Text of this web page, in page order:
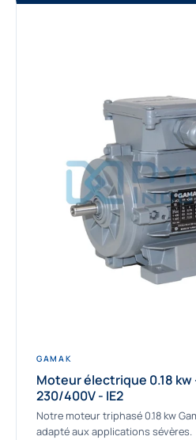
GAMAK
Moteur électrique 0.18 kw
230/400V - IE2
Notre moteur triphasé 0.18 kw
adapté aux applications